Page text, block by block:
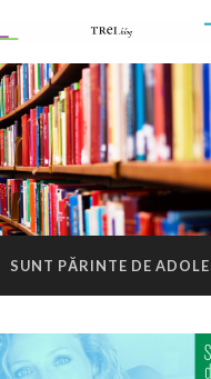
SUNT PĂRINTE DE